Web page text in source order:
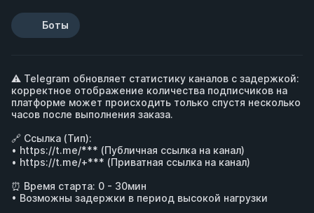
Боты
⚠️ Telegram обновляет статистику каналов с задержкой:
корректное отображение количества подписчиков на
платформе может происходить только спустя несколько
часов после выполнения заказа.
🔗 Ссылка (Тип):
• https://t.me/*** (Публичная ссылка на канал)
• https://t.me/+*** (Приватная ссылка на канал)
⏰ Время старта: 0 - 30мин
• Возможны задержки в период высокой нагрузки